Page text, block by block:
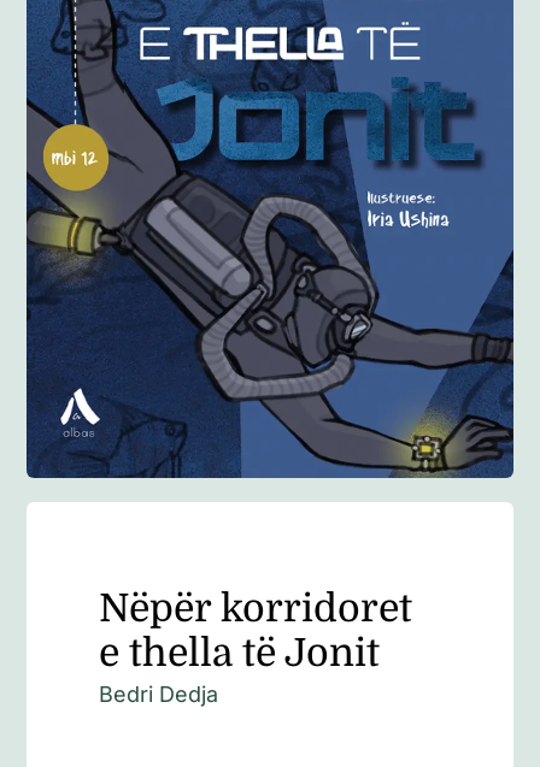
Anglisht
Ditarë
Evente
Blog
Nëpër korridoret
e thella të Jonit
Bedri Dedja